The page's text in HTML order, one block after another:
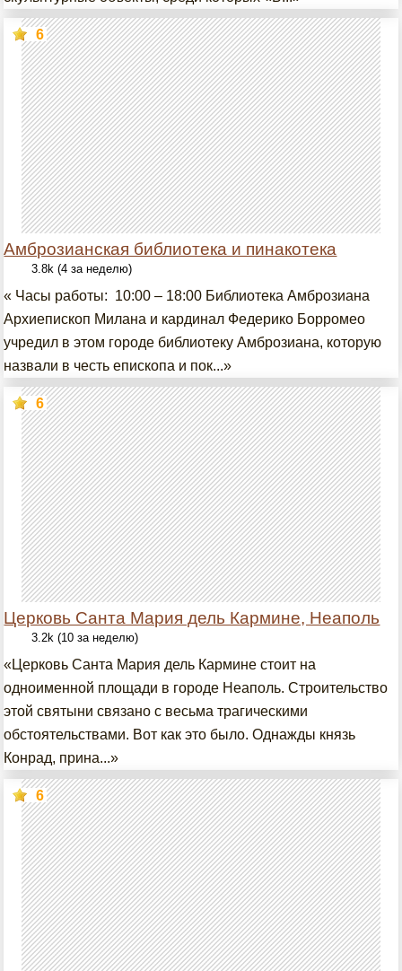
Амброзианская библиотека и пинакотека
6
3.8k (4 за неделю)
« Часы работы: 10:00 – 18:00 Библиотека Амброзиана
Архиепископ Милана и кардинал Федерико Борромео
учредил в этом городе библиотеку Амброзиана, которую
назвали в честь епископа и пок...»
Церковь Санта Мария дель Кармине, Неаполь
6
3.2k (10 за неделю)
«Церковь Санта Мария дель Кармине стоит на
одноименной площади в городе Неаполь. Строительство
этой святыни связано с весьма трагическими
обстоятельствами. Вот как это было. Однажды князь
Конрад, прина...»
6